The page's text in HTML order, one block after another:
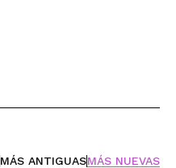
MÁS ANTIGUASMÁS NUEVAS